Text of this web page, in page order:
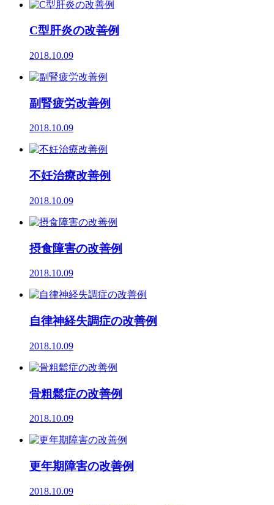
C型肝炎の改善例
2018.10.09
副腎疲労改善例
2018.10.09
不妊治療改善例
2018.10.09
摂食障害の改善例
2018.10.09
自律神経失調症の改善例
2018.10.09
骨粗鬆症の改善例
2018.10.09
更年期障害の改善例
2018.10.09